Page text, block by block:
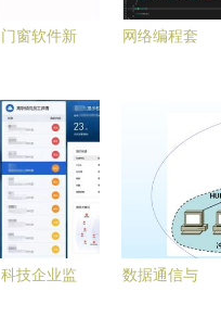
门窗软件新
工厂管理与
安全开发并
驾齐驱
网络编程套
网络与信息
安全软件的
核心基石
科技企业监
数据通信与